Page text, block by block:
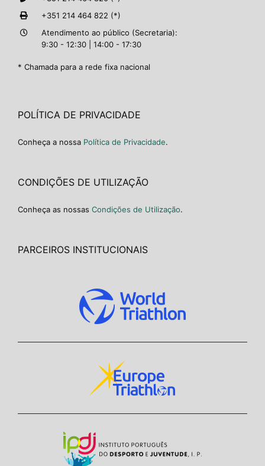
+351 214 464 822 (*)
Atendimento ao público (Secretaria):
9:30 - 12:30 | 14:00 - 17:30
* Chamada para a rede fixa nacional
POLÍTICA DE PRIVACIDADE
Conheça a nossa Política de Privacidade.
CONDIÇÕES DE UTILIZAÇÃO
Conheça as nossas Condições de Utilização.
PARCEIROS INSTITUCIONAIS